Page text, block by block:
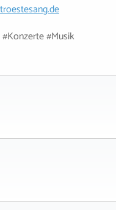
troestesang.de
#Musik